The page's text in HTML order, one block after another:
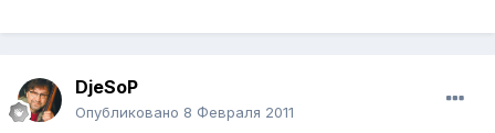
DjeSoP
Опубликовано 8 Февраля 2011